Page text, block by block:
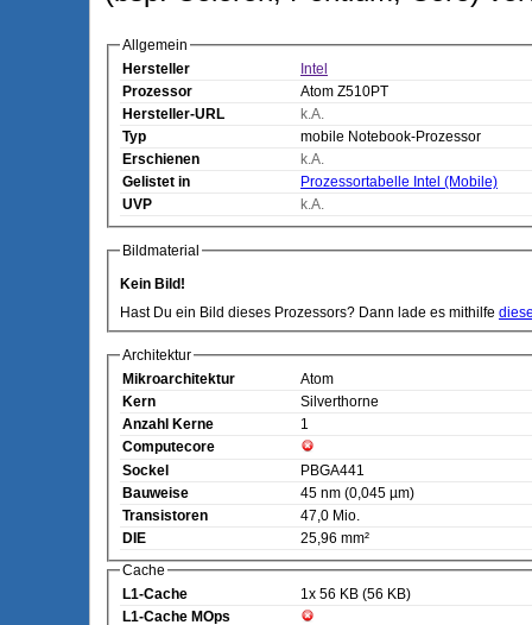
Allgemein
Hersteller
Intel
Prozessor
Atom Z510PT
Hersteller-URL
k.A.
Typ
mobile Notebook-Prozessor
Erschienen
k.A.
Gelistet in
Prozessortabelle Intel (Mobile)
UVP
k.A.
Bildmaterial
Kein Bild!
Hast Du ein Bild dieses Prozessors? Dann lade es mithilfe
Architektur
Mikroarchitektur
Atom
Kern
Silverthorne
Anzahl Kerne
1
Computecore
Sockel
PBGA441
Bauweise
45 nm (0,045 µm)
Transistoren
47,0 Mio.
DIE
25,96 mm²
Cache
L1-Cache
1x 56 KB (56 KB)
L1-Cache MOps